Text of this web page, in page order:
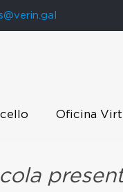
Oficina